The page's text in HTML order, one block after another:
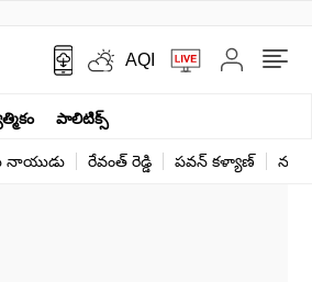
AQI
పాలిటిక్స్‌
నాయుడు రేవంత్ రెడ్డి పవన్ కళ్యాణ్